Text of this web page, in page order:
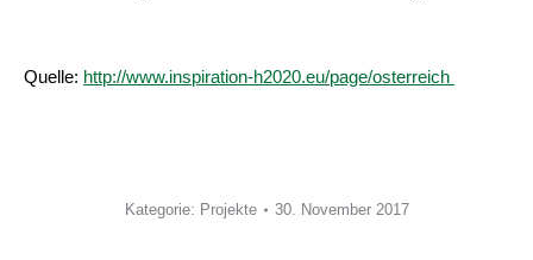
Quelle: http://www.inspiration-h2020.eu/page/osterreich
Kategorie: Projekte 30. November 2017